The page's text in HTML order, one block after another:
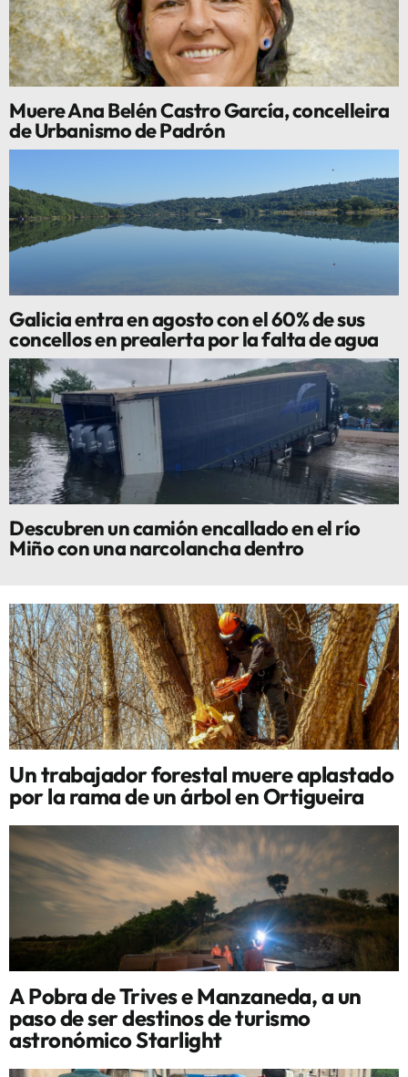
Muere Ana Belén Castro García, concelleira
de Urbanismo de Padrón
Galicia entra en agosto con el 60% de sus
concellos en prealerta por la falta de agua
Descubren un camión encallado en el río
Miño con una narcolancha dentro
Un trabajador forestal muere aplastado
por la rama de un árbol en Ortigueira
A Pobra de Trives e Manzaneda, a un
paso de ser destinos de turismo
astronómico Starlight